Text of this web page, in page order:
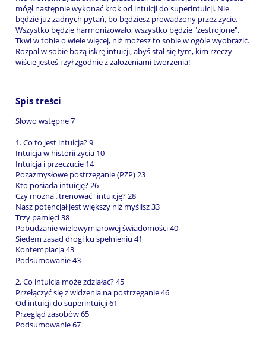
mógł następnie wykonać krok od intuicji do superintuicji. Nie
będzie już żadnych pytań, bo będziesz prowadzony przez życie.
Wszystko będzie harmonizowało, wszystko będzie "zestrojone".
Tkwi w tobie o wiele więcej, niż możesz to sobie w ogóle wyobrazić.
Rozpal w sobie bożą iskrę intuicji, abyś stał się tym, kim rzeczy-
wiście jesteś i żył zgodnie z założeniami tworzenia!
Spis treści
Słowo wstępne 7
1. Co to jest intuicja? 9
Intuicja w historii życia 10
Intuicja i przeczucie 14
Pozazmysłowe postrzeganie (PZP) 23
Kto posiada intuicję? 26
Czy można „trenować" intuicję? 28
Nasz potencjał jest większy niż myślisz 33
Trzy pamięci 38
Pobudzanie wielowymiarowej świadomości 40
Siedem zasad drogi ku spełnieniu 41
Kontemplacja 43
Podsumowanie 43
2. Co intuicja może zdziałać? 45
Przełączyć się z widzenia na postrzeganie 46
Od intuicji do superintuicji 61
Przegląd zasobów 65
Podsumowanie 67